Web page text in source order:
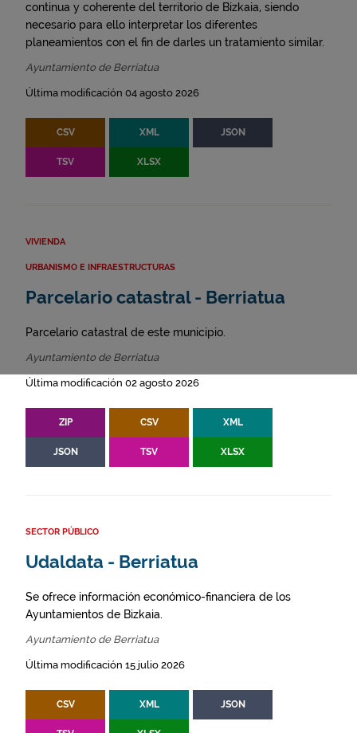
continua y coherente del territorio de Bizkaia, siendo
necesario para ello interpretar los diferentes
planeamientos con el fin de darles un tratamiento similar.
Ayuntamiento de Berriatua
Última modificación 04 agosto 2026
CSV XML JSON
TSV XLSX
VIVIENDA
URBANISMO E INFRAESTRUCTURAS
Parcelario catastral - Berriatua
Parcelario catastral de este municipio.
Ayuntamiento de Berriatua
Última modificación 02 agosto 2026
ZIP CSV XML
JSON TSV XLSX
SECTOR PÚBLICO
Udaldata - Berriatua
Se ofrece información económico-financiera de los
Ayuntamientos de Bizkaia.
Ayuntamiento de Berriatua
Última modificación 15 julio 2026
CSV XML JSON